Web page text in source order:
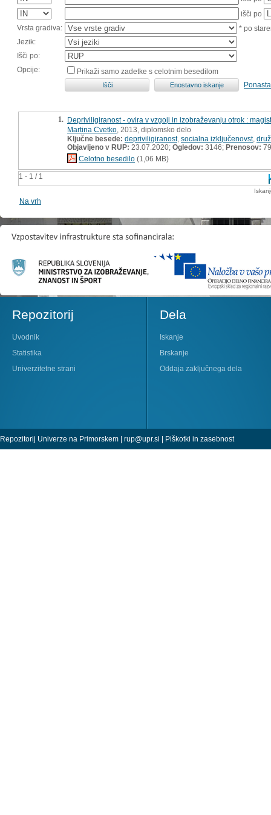
išči po
Vrsta gradiva:
* po
Jezik:
Išči po:
Opcije:
Prikaži samo zadetke s celotnim besedilom
1 - 1 / 1
1. Depriviligiranost - ovira v vzgoji in izobraževanju otrok :
Martina Cvetko , 2013, diplomsko delo
Ključne besede: depriviligiranost, socialna izključenovst,
Objavljeno v RUP: 23.07.2020; Ogledov: 3146; Prenosov: 79
Celotno besedilo (1,06 MB)
Na vrh
Repozitorij
Uvodnik
Statistika
Univerzitetne strani
Dela
Iskanje
Brskanje
Oddaja zaključnega dela
Repozitorij Univerze na Primorskem | rup@upr.si | Piškotki in zasebnost